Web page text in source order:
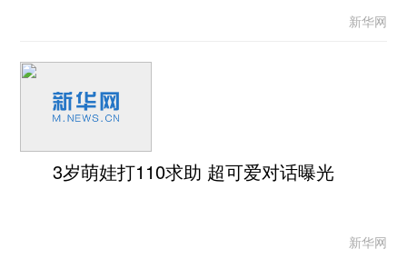
新华网
3岁萌娃打110求助 超可爱对话曝光
新华网